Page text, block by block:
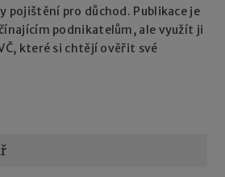
pojištění pro důchod. Publikace je
podnikatelům, ale využít ji
které si chtějí ověřit své